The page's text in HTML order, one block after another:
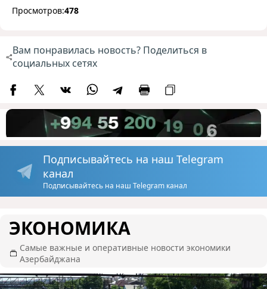
Просмотров:478
Вам понравилась новость? Поделиться в
социальных сетях
Подписывайтесь на наш Telegram
канал
Подписывайтесь на наш Telegram канал
ЭКОНОМИКА
Самые важные и оперативные новости экономики
Азербайджана